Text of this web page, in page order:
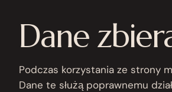
Dane
Podczas korzystania ze strony
Dane te służą poprawnemu